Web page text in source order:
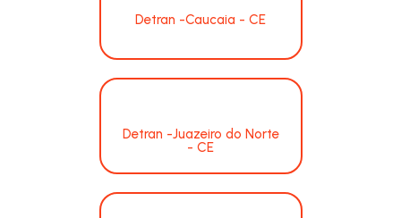
Detran -Caucaia - CE
Detran -Juazeiro do Norte
- CE